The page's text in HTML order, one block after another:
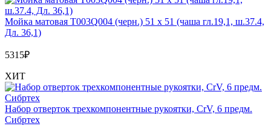
Мойка матовая T003Q004 (черн.) 51 x 51 (чаша гл.19,1, ш.37.4,
Дл. 36,1)
5315₽
ХИТ
Набор отверток трехкомпонентные рукоятки, CrV, 6 предм.
Сибртех